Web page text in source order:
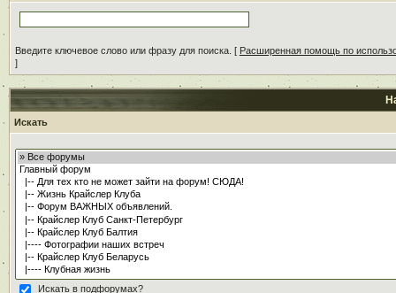
Введите ключевое слово или фразу для поиска. [ Расширенная помощь по
]
Искать
Искать в подфорумах?